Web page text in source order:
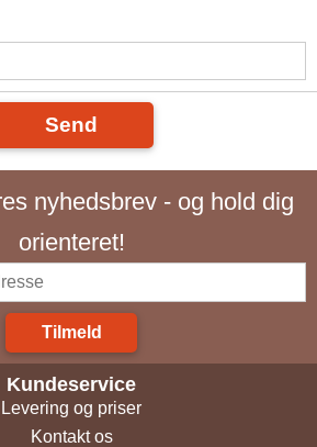
Send
nyhedsbrev - og hold dig
orienteret!
Tilmeld
Kundeservice
Levering og priser
Kontakt os